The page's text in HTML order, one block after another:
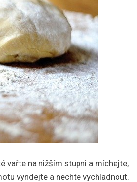
vařte na nižším stupni a míchejte,
vyndejte a nechte vychladnout.